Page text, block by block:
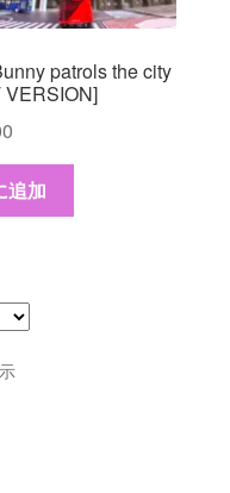
patrols the city
VERSION]
追加
最